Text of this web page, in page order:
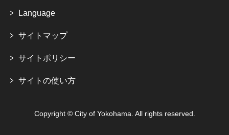
Language
サイトマップ
サイトポリシー
サイトの使い方
Copyright © City of Yokohama. All rights reserved.